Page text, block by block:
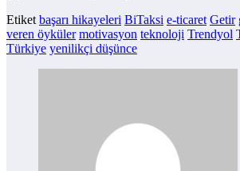
Etiket başarı hikayeleri BiTaksi e-ticaret Getir
veren öyküler motivasyon teknoloji Trendyol
Türkiye yenilikçi düşünce